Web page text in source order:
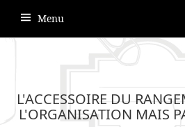
Menu
L'ACCESSOIRE DU
L'ORGANISATION MAIS